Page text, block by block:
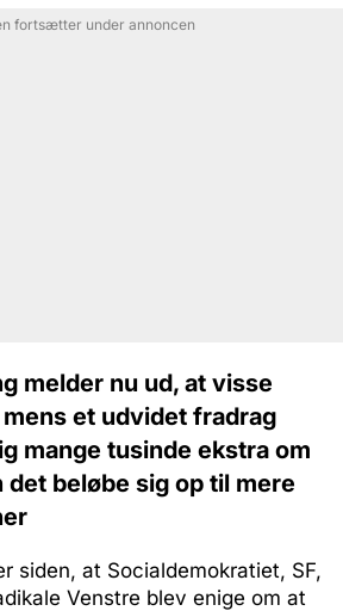
fortsætter under annoncen
melder nu ud, at visse
et udvidet fradrag
mange tusinde ekstra om
det beløbe sig op til mere
siden, at Socialdemokratiet, SF,
Venstre blev enige om at